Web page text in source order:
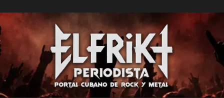
al
contenido